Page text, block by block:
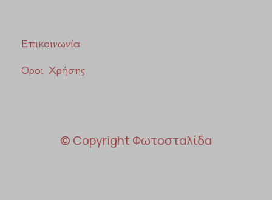
Επικοινωνία
Οροι Χρήσης
© Copyright Φωτοσταλίδα